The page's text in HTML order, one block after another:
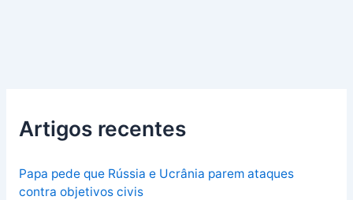
Artigos recentes
Papa pede que Rússia e Ucrânia parem ataques
contra objetivos civis